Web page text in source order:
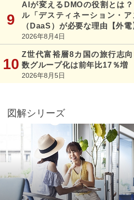
AIが変えるDMOの役割とは
ル「デスティネーション・ア
（DaaS）が必要な理由【外電
2026年8月4日
Z世代富裕層8カ国の旅行志
数グループ化は前年比17％
2026年8月5日
図解シリーズ